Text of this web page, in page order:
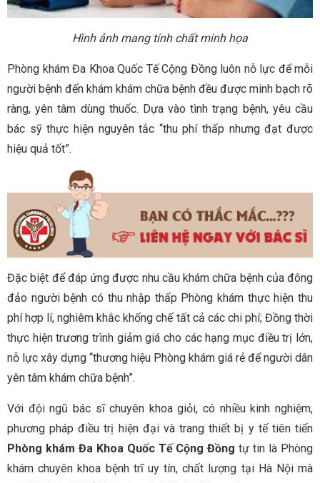
Hình ảnh mang tính chất minh họa
Phòng khám Đa Khoa Quốc Tế Cộng Đồng luôn nỗ lực để mỗi
người bệnh đến khám khám chữa bệnh đều được minh bạch rõ
ràng, yên tâm dùng thuốc. Dựa vào tình trạng bệnh, yêu cầu
bác sỹ thực hiện nguyên tắc “thu phí thấp nhưng đạt được
hiệu quả tốt”.
Đặc biệt để đáp ứng được nhu cầu khám chữa bệnh của đông
đảo người bệnh có thu nhập thấp Phòng khám thực hiện thu
phí hợp lí, nghiêm khắc khống chế tất cả các chi phí; Đồng thời
thực hiện trương trình giảm giá cho các hạng mục điều trị lớn,
nỗ lực xây dựng “thương hiệu Phòng khám giá rẻ để người dân
yên tâm khám chữa bệnh”.
Với đội ngũ bác sĩ chuyên khoa giỏi, có nhiều kinh nghiệm,
phương pháp điều trị hiện đại và trang thiết bị y tế tiên tiến
Phòng khám Đa Khoa Quốc Tế Cộng Đồngtự tin là Phòng
khám chuyên khoa bệnh trĩ uy tín, chất lượng tại Hà Nội mà